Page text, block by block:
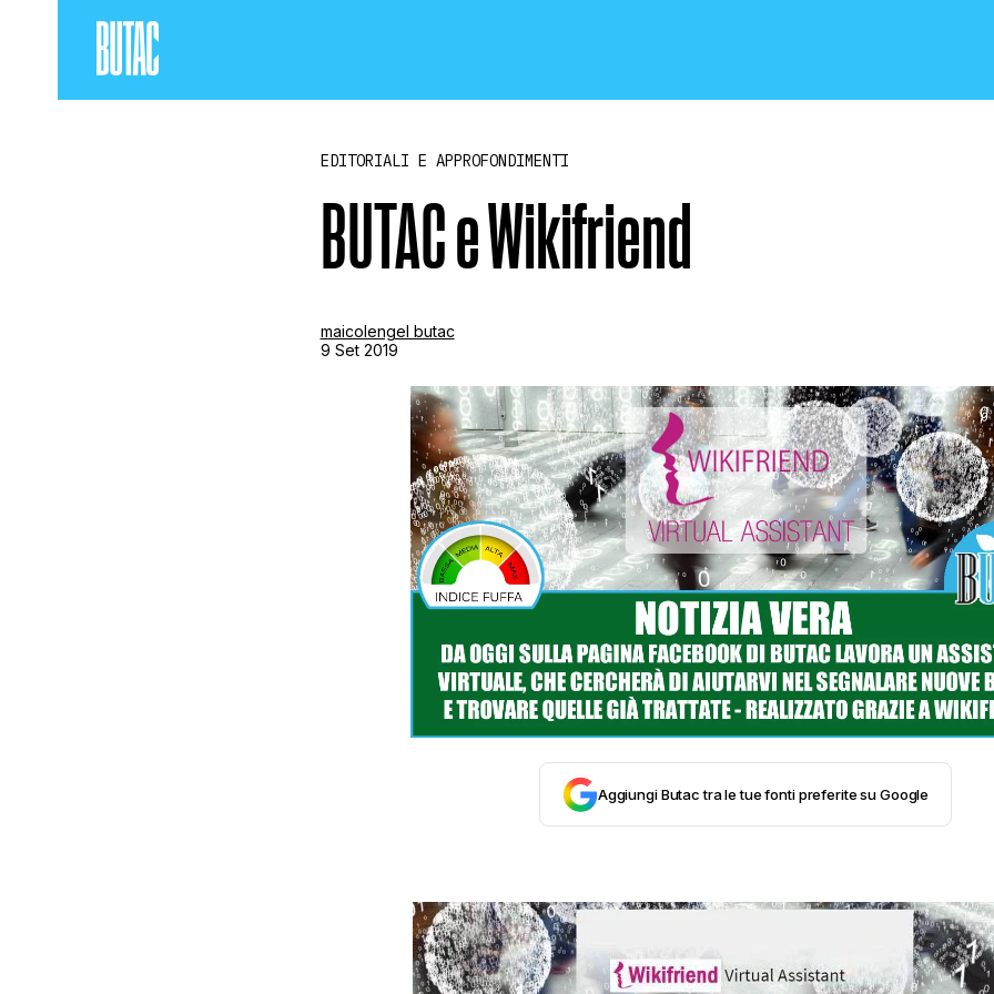
SALUTE E MEDICINA
STORIA E CITAZIONI
INTRATTENIMENTO
COMPLOTTI, LEGGENDE URBANE ED
EDITORIALI
CLIMA ED ENERGIA
EDITORIALI E APPROFONDIMENTI
BUTAC e Wikifriend
maicolengel butac
9 Set 2019
Aggiungi Butac tra le tue fonti preferite su Google